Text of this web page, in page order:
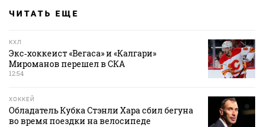
ЧИТАТЬ ЕЩЕ
КХЛ
Экс‑хоккеист «Вегаса» и «Калгари»
Мироманов перешел в СКА
12:54
ХОККЕЙ
Обладатель Кубка Стэнли Хара сбил бегуна
во время поездки на велосипеде